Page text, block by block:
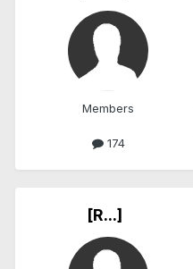
Members
174
[R...]